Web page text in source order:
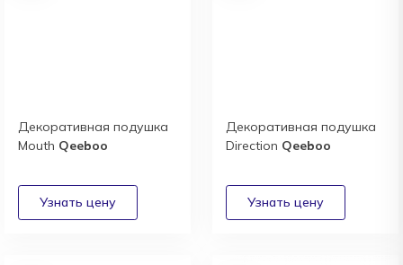
Декоративная подушка
Mouth Qeeboo
Декоративная подушка
Direction Qeeboo